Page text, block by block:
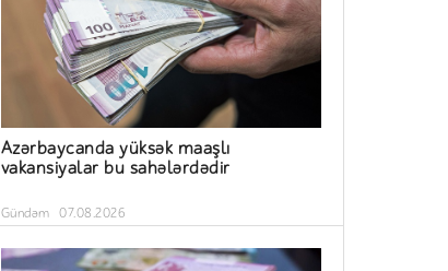
Azərbaycanda yüksək maaşlı
vakansiyalar bu sahələrdədir
Gündəm 07.08.2026